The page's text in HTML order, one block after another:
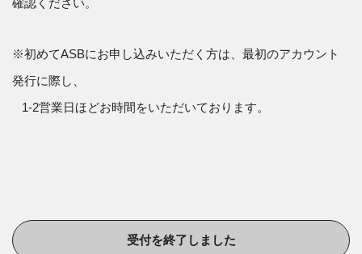
※初めてASBにお申し込みいただく方は、最初のアカウント
発行に際し、
1-2営業日ほどお時間をいただいております。
受付を終了しました